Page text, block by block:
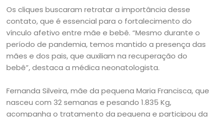
Os cliques buscaram retratar a importância desse
contato, que é essencial para o fortalecimento do
vínculo afetivo entre mãe e bebê. “Mesmo durante o
período de pandemia, temos mantido a presença das
mães e dos pais, que auxiliam na recuperação do
bebê”, destaca a médica neonatologista.
Fernanda Silveira, mãe da pequena Maria Francisca, que
nasceu com 32 semanas e pesando 1.835 Kg,
acompanha o tratamento da pequena e participou da